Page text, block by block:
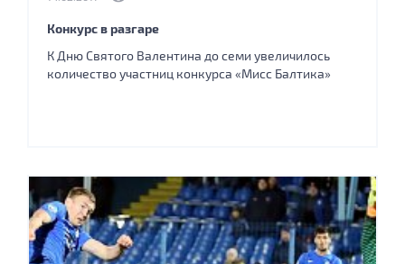
Конкурс в разгаре
К Дню Святого Валентина до семи увеличилось
количество участниц конкурса «Мисс Балтика»